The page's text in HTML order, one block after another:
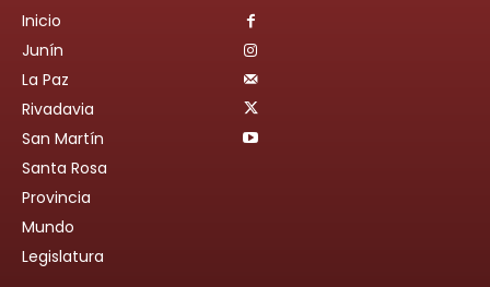
Inicio
Junín
La Paz
Rivadavia
San Martín
Santa Rosa
Provincia
Mundo
Legislatura